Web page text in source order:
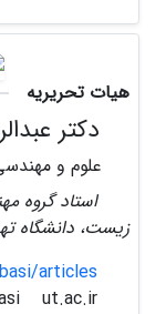
هیات تحریریه
دکتر
علوم و
استاد گروه
زیست، دانشگاه
articles
ut.ac.ir